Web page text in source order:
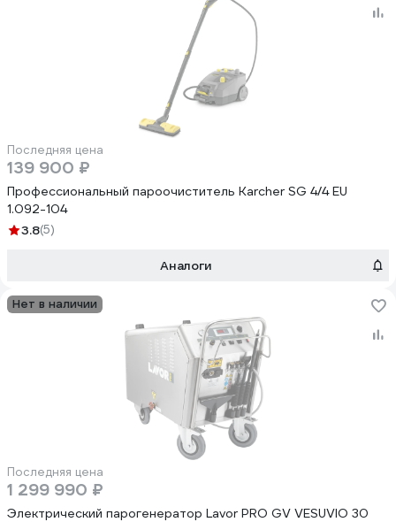
Последняя цена
139 900 ₽
Профессиональный пароочиститель Karcher SG 4/4 EU
1.092-104
3.8(5)
Аналоги
Нет в наличии
Последняя цена
1 299 990 ₽
Электрический парогенератор Lavor PRO GV VESUVIO 30